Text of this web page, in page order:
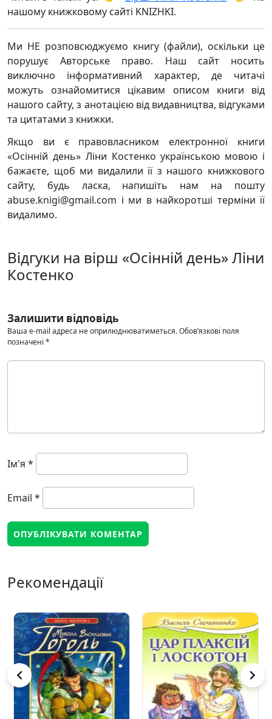
нашому книжковому сайті KNIZHKI.
Ми НЕ розповсюджуємо книгу (файли), оскільки це
порушує Авторське право. Наш сайт носить
виключно інформативний характер, де читачі
можуть ознайомитися цікавим описом книги від
нашого сайту, з анотацією від видавництва, відгуками
та цитатами з книжки.
Якщо ви є правовласником електронної книги
«Осінній день» Ліни Костенко українською мовою і
бажаєте, щоб ми видалили її з нашого книжкового
сайту, будь ласка, напишіть нам на пошту
abuse.knigi@gmail.com і ми в найкоротші терміни її
видалимо.
Відгуки на вірш «Осінній день» Ліни
Костенко
Залишити відповідь
Ваша e-mail адреса не оприлюднюватиметься.Обов’язкові поля
позначені *
Ім'я *
Email *
Рекомендації